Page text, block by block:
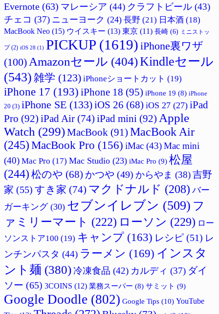
Evernote (63) マレーシア (44) クラフトビール (43)
チェコ (37) ニューヨーク (24) 長野 (21) 日本酒 (18)
MacBook Neo (15) ウイスキー (13) 東京 (11) 長崎 (6) ミニストッ
プ(2) iOS 28 (1) PICKUP (1619) iPhone裏ワザ
(100)Amazonセール (404)Kindleセール
(543) 雑学 (123) iPhoneショートカット (19)
iPhone 17 (193) iPhone 18 (95) iPhone 19 (8) iPhone
20 (3) iPhone SE (133)iOS 26 (68) iOS 27 (27) iPad
Pro (92) iPad Air (74) iPad mini (92) Apple
Watch (299)MacBook (91) MacBook Air
(245) MacBook Pro (156) iMac (43)Mac mini
(40) Mac Pro (17) Mac Studio (23) iMac Pro (9) 松屋
(244) 松のや (68) かつや (49) からやま (38)吉野
家 (55) すき家 (74) マクドナルド (208) バー
ガーキング(30) セブンイレブン (509) フ
ァミリーマート (222) ローソン (229) ロー
ソンストア100 (19) キャンプ (163) レシピ (51) レ
ンチンパスタ (44) ラーメン (169) インスタ
ント麺 (380)冷凍食品 (42) カルディ (37) ダイ
ソー (65) 3COINS (12) 業務スーパー (8) サミット (9)
Google Doodle (802) Google Tips (10) YouTube